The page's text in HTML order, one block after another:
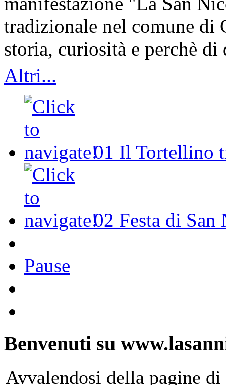
tradizionale nel comune di
storia, curiosità e perchè
Altri...
01 Il Tortellino
02 Festa di San
Pause
Benvenuti su
Avvalendosi della pagine